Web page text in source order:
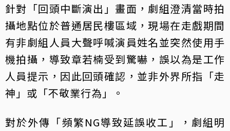
針對「回頭中斷演出」畫面，劇組澄清當時拍
攝地點位於普通居民樓區域，現場在走戲期間
有非劇組人員大聲呼喊演員姓名並突然使用手
機拍攝，導致章若楠受到驚嚇，誤以為是工作
人員提示，因此回頭確認，並非外界所指「走
神」或「不敬業行為」。
對於外傳「頻繁NG導致延誤收工」，劇組明